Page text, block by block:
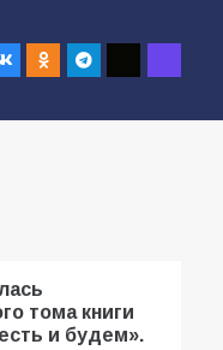
тома книги
и будем».